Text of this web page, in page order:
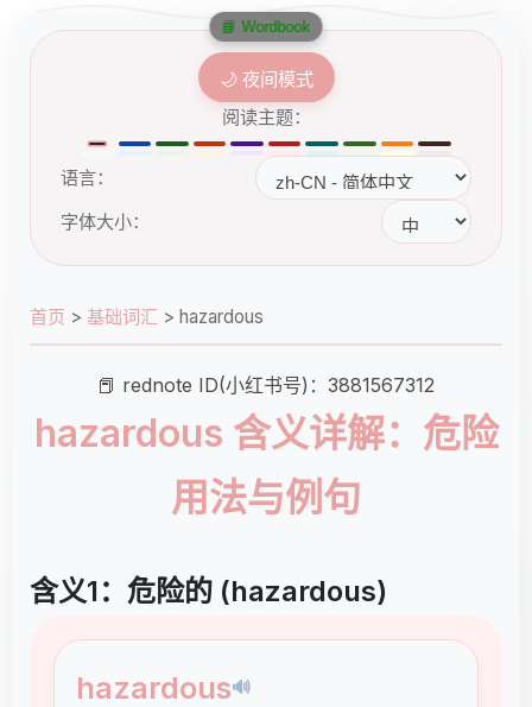
🌙 夜间模式
阅读主题：
语言：
字体大小：
首页 > 基础词汇 > hazardous
📕 rednote ID(小红书号)：3881567312
hazardous 含义详解：危险
用法与例句
含义1：危险的 (hazardous)
hazardous🔊
📘 Wordbook